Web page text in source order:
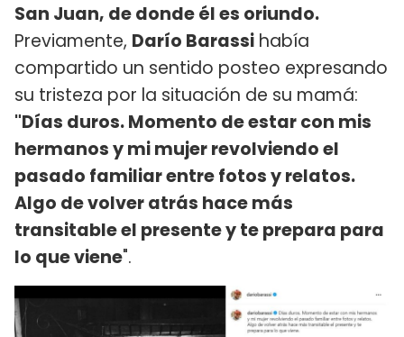
San Juan, de donde él es oriundo.
Previamente, Darío Barassi había
compartido un sentido posteo expresando
su tristeza por la situación de su mamá:
"Días duros. Momento de estar con mis
hermanos y mi mujer revolviendo el
pasado familiar entre fotos y relatos.
Algo de volver atrás hace más
transitable el presente y te prepara para
lo que viene".